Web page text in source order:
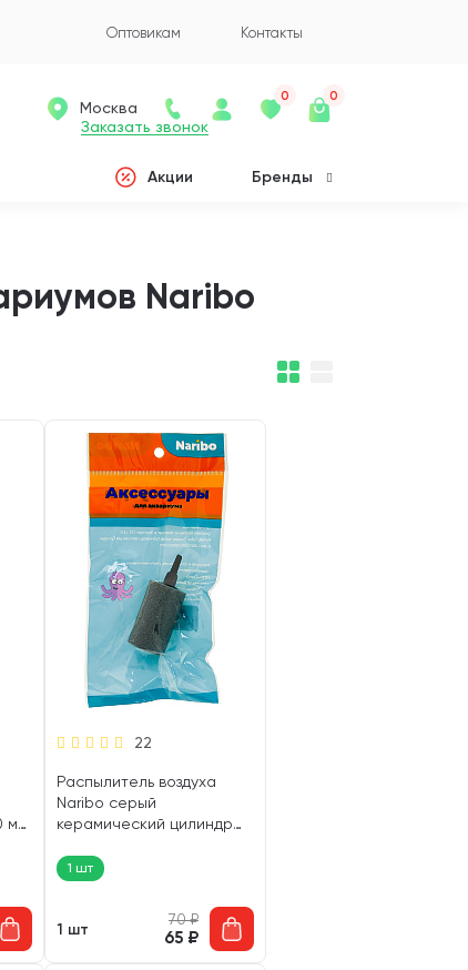
Оптовикам Контакты
Заказать звонок
Москва
0 0
Акции Бренды
Naribo
мм
22
Распылитель воздуха
Naribo серый
керамический цилиндр
1 шт
1 шт
70₽
65 ₽